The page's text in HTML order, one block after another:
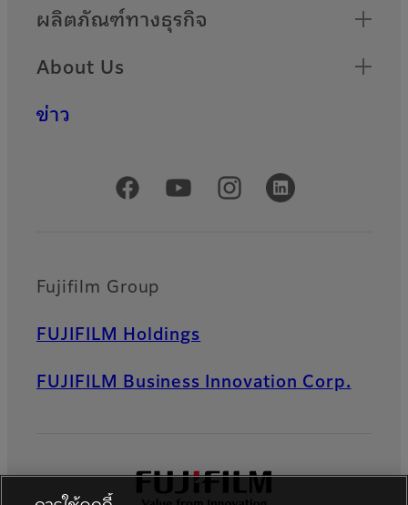
ผลิตภัณฑ์ทางธุรกิจ
About Us
ข่าว
Official Social Media Accounts
Fujifilm Group
FUJIFILM Holdings
FUJIFILM Business Innovation Corp.